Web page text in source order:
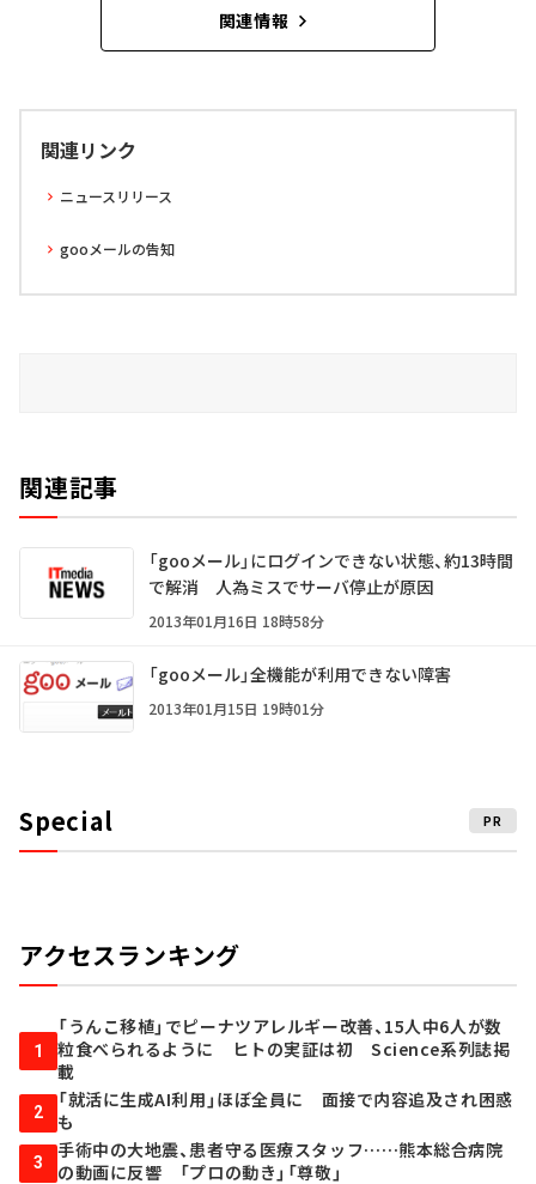
関連情報
関連リンク
ニュースリリース
gooメールの告知
関連記事
「gooメール」にログインできない状態、約13時間
で解消 人為ミスでサーバ停止が原因
2013年01月16日 18時58分
「gooメール」全機能が利用できない障害
2013年01月15日 19時01分
Special PR
アクセスランキング
1
「うんこ移植」でピーナツアレルギー改善、15人中6人が数
粒食べられるように ヒトの実証は初 Science系列誌掲
載
2
「就活に生成AI利用」ほぼ全員に 面接で内容追及され困惑
も
3
手術中の大地震、患者守る医療スタッフ……熊本総合病院
の動画に反響 「プロの動き」「尊敬」